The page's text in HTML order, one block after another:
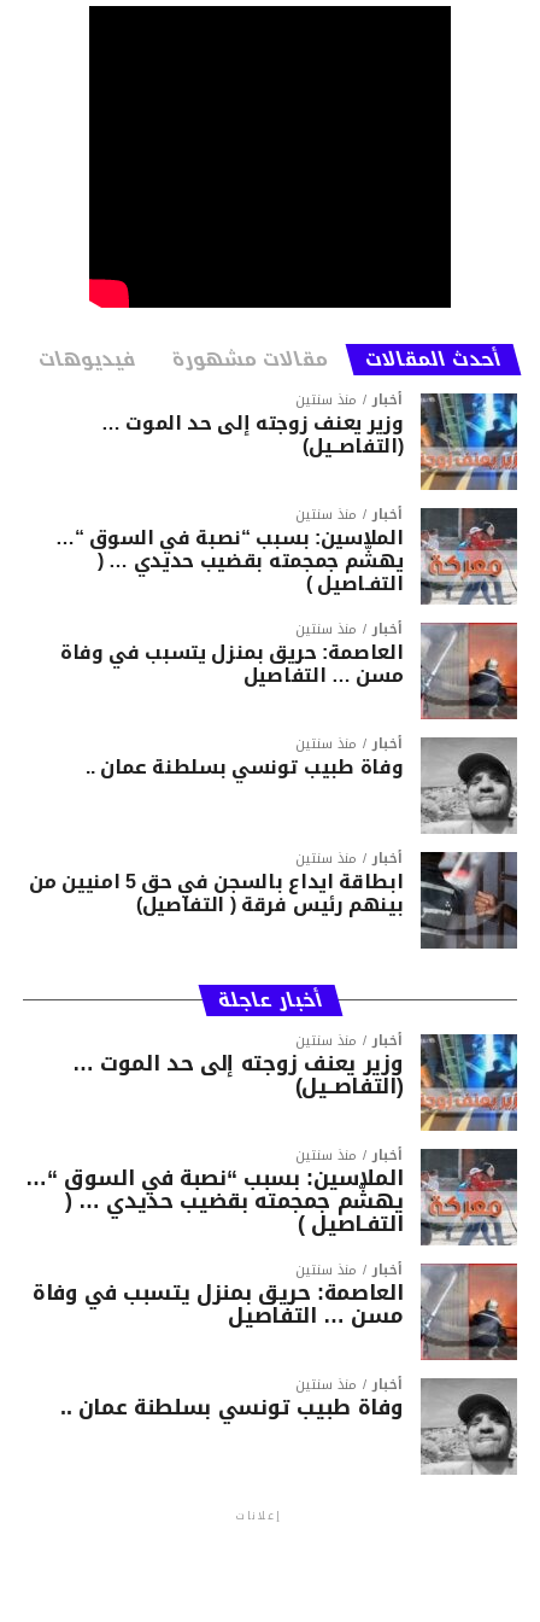
أحدث المقالات مقالات مشهورة فيديوهات
أخبار منذ سنتين
وزير يعنف زوجته إلى حد الموت …
(التفاصــيل)
أخبار منذ سنتين
الملاسين: بسبب “نصبة في السوق “…
يهشّم جمجمته بقضيب حديدي … (
التفـاصيل )
أخبار منذ سنتين
العاصمة: حريق بمنزل يتسبب في وفاة
مسن … التفاصيل
أخبار منذ سنتين
وفاة طبيب تونسي بسلطنة عمان ..
أخبار منذ سنتين
ابطاقة ايداع بالسجن في حق 5 امنيين من
بينهم رئيس فرقة ( التفاصيل)
أخبار عاجلة
أخبار منذ سنتين
وزير يعنف زوجته إلى حد الموت …
(التفاصــيل)
أخبار منذ سنتين
الملاسين: بسبب “نصبة في السوق “…
يهشّم جمجمته بقضيب حديدي … (
التفـاصيل )
أخبار منذ سنتين
العاصمة: حريق بمنزل يتسبب في وفاة
مسن … التفاصيل
أخبار منذ سنتين
وفاة طبيب تونسي بسلطنة عمان ..
إعلانات